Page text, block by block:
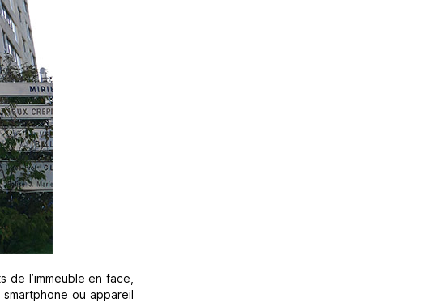
de l’immeuble en face,
ou appareil